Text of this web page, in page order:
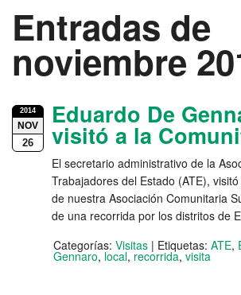
Entradas de
noviembre
2014
NOV
26
Eduardo De
visitó a la
El secretario administrativo de la
Trabajadores del Estado (ATE),
de nuestra Asociación Comunitaria
de una recorrida por los distritos de
Categorías: Visitas | Etiquetas: ATE,
Gennaro, local, recorrida, visita